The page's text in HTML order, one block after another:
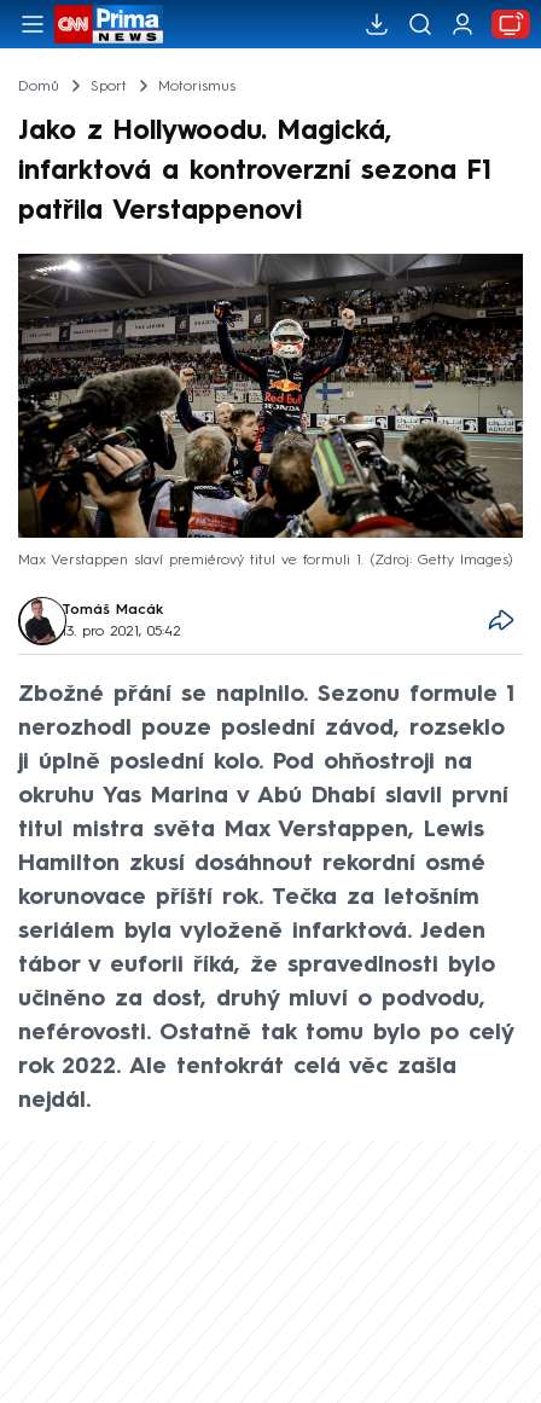
Domů Sport Motorismus
Jako z Hollywoodu. Magická,
infarktová a kontroverzní sezona F1
patřila Verstappenovi
Max Verstappen slaví premiérový titul ve formuli 1. Zdroj: Getty Images
Tomáš Macák
13. pro 2021, 05:42
Zbožné přání se naplnilo. Sezonu formule 1
nerozhodl pouze poslední závod, rozseklo
ji úplně poslední kolo. Pod ohňostroji na
okruhu Yas Marina v Abú Dhabí slavil první
titul mistra světa Max Verstappen, Lewis
Hamilton zkusí dosáhnout rekordní osmé
korunovace příští rok. Tečka za letošním
seriálem byla vyloženě infarktová. Jeden
tábor v euforii říká, že spravedlnosti bylo
učiněno za dost, druhý mluví o podvodu,
neférovosti. Ostatně tak tomu bylo po celý
rok 2022. Ale tentokrát celá věc zašla
nejdál.